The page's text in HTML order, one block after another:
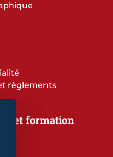
règlements
et formation